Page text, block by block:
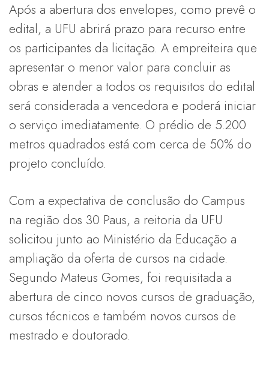
Após a abertura dos envelopes, como prevê o
edital, a UFU abrirá prazo para recurso entre
os participantes da licitação. A empreiteira que
apresentar o menor valor para concluir as
obras e atender a todos os requisitos do edital
será considerada a vencedora e poderá iniciar
o serviço imediatamente. O prédio de 5.200
metros quadrados está com cerca de 50% do
projeto concluído.
Com a expectativa de conclusão do Campus
na região dos 30 Paus, a reitoria da UFU
solicitou junto ao Ministério da Educação a
ampliação da oferta de cursos na cidade.
Segundo Mateus Gomes, foi requisitada a
abertura de cinco novos cursos de graduação,
cursos técnicos e também novos cursos de
mestrado e doutorado.